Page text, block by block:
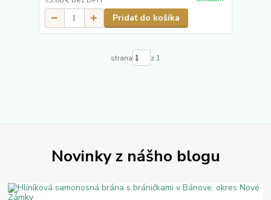
Pridať do košíka
strana z 1
Novinky z nášho blogu